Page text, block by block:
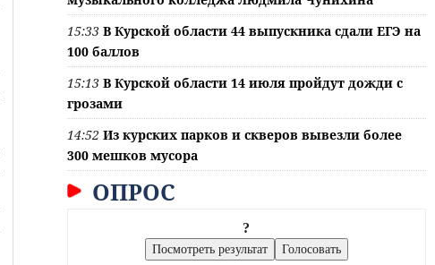
15:33 В Курской области 44 выпускника сдали ЕГЭ на
100 баллов
15:13 В Курской области 14 июля пройдут дожди с
грозами
14:52 Из курских парков и скверов вывезли более
300 мешков мусора
ОПРОС
?